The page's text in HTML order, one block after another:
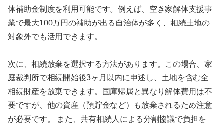
体補助金制度を利用可能です。例えば、空き家解体支援事
業で最大100万円の補助が出る自治体が多く、相続土地の
対象外でも活用できます。
次に、相続放棄を選択する方法があります。この場合、家
庭裁判所で相続開始後3ヶ月以内に申述し、土地を含む全
相続財産を放棄できます。国庫帰属と異なり解体費用は不
要ですが、他の資産（預貯金など）も放棄されるため注意
が必要です。 また、共有相続人による分割協議で負担を